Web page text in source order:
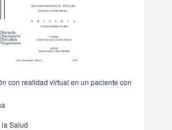
con realidad virtual en un paciente con
Salud